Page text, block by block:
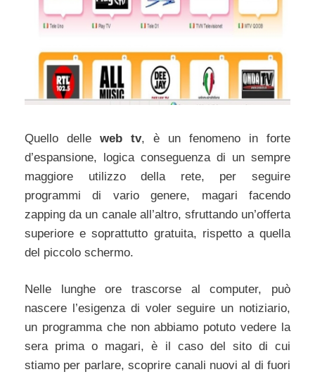
Quello delle web tv, è un fenomeno in forte
d’espansione, logica conseguenza di un sempre
maggiore utilizzo della rete, per seguire
programmi di vario genere, magari facendo
zapping da un canale all’altro, sfruttando un’offerta
superiore e soprattutto gratuita, rispetto a quella
del piccolo schermo.
Nelle lunghe ore trascorse al computer, può
nascere l’esigenza di voler seguire un notiziario,
un programma che non abbiamo potuto vedere la
sera prima o magari, è il caso del sito di cui
stiamo per parlare, scoprire canali nuovi al di fuori